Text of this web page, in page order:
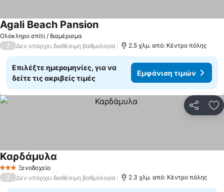
Ολόκληρο σπίτι / διαμέρισμα
Agali Beach Pansion
/ Δεν υπάρχει διαθέσιμη βαθμολογία 2.5 χλμ. από: Κέντρο πόλης
Επιλέξτε ημερομηνίες, για να
δείτε τις ακριβείς τιμές
Εμφάνιση τιμών
3 ΑστέριαΞενοδοχείο
Καρδάμυλα
/ Δεν υπάρχει διαθέσιμη βαθμολογία 2.3 χλμ. από: Κέντρο πόλης